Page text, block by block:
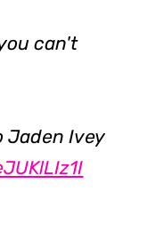
can't
Jaden Ivey